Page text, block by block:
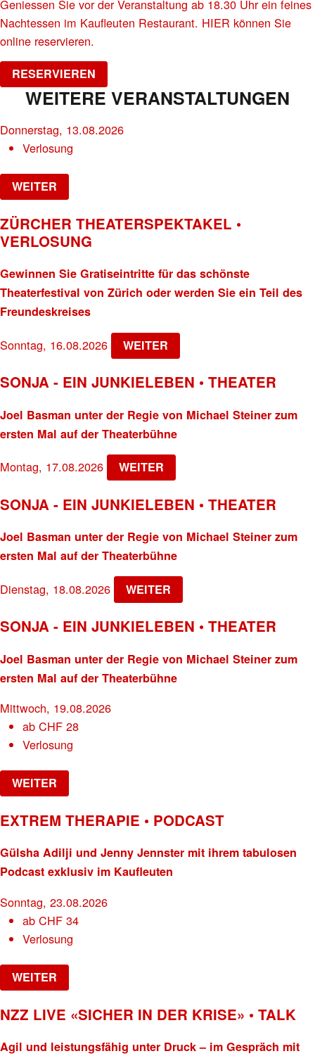
Geniessen Sie vor der Veranstaltung ab 18.30 Uhr ein feines
Nachtessen im Kaufleuten Restaurant. HIER können Sie
online reservieren.
RESERVIEREN
WEITERE VERANSTALTUNGEN
Donnerstag, 13.08.2026
Verlosung
WEITER
ZÜRCHER THEATERSPEKTAKEL •
VERLOSUNG
Gewinnen Sie Gratiseintritte für das schönste
Theaterfestival von Zürich oder werden Sie ein Teil des
Freundeskreises
Sonntag, 16.08.2026 WEITER
SONJA - EIN JUNKIELEBEN • THEATER
Joel Basman unter der Regie von Michael Steiner zum
ersten Mal auf der Theaterbühne
Montag, 17.08.2026 WEITER
SONJA - EIN JUNKIELEBEN • THEATER
Joel Basman unter der Regie von Michael Steiner zum
ersten Mal auf der Theaterbühne
Dienstag, 18.08.2026 WEITER
SONJA - EIN JUNKIELEBEN • THEATER
Joel Basman unter der Regie von Michael Steiner zum
ersten Mal auf der Theaterbühne
Mittwoch, 19.08.2026
abCHF 28
Verlosung
WEITER
EXTREM THERAPIE • PODCAST
Gülsha Adilji und Jenny Jennster mit ihrem tabulosen
Podcast exklusiv im Kaufleuten
Sonntag, 23.08.2026
abCHF 34
Verlosung
WEITER
NZZ LIVE «SICHER IN DER KRISE» • TALK
Agil und leistungsfähig unter Druck – im Gespräch mit